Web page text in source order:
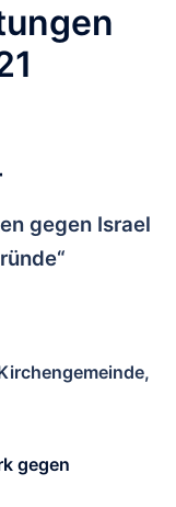
gegen Israel
gegen